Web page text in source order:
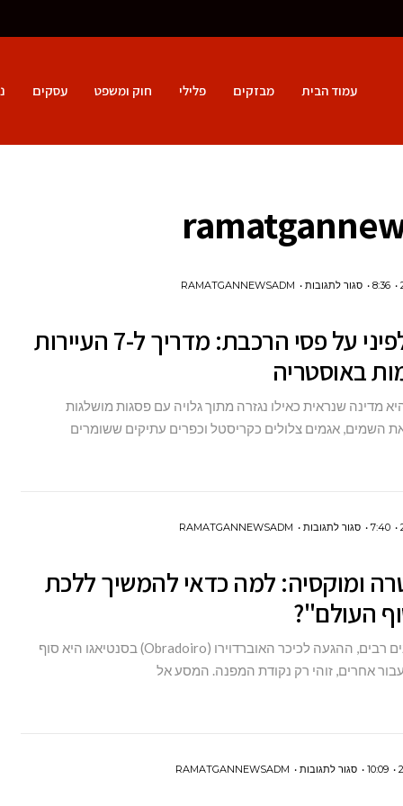
עמוד הבית מבזקים פלילי חוק ומשפט עסקים
8:36 סגור לתגובותעל
אלפיני
הרכבת:
מדריך
RAMATGANNEWSADM
יופי אלפיני על פסי הרכבת: מדריך ל-7 העיירות
באוסטריה
מדינה שנראית כאילו נגזרה מתוך גלויה עם פסגות מושלגות
השמים, אגמים צלולים כקריסטל וכפרים עתיקים ששומרים
7:40 סגור לתגובותעל
ומוקסיה:
למה
להמשיך
ללכת
RAMATGANNEWSADM
ומוקסיה: למה כדאי להמשיך ללכת
העולם"?
עבור צליינים רבים, ההגעה לכיכר האוברדוירו (Obradoiro) בסנטיאגו היא סוף
אחרים, זוהי רק נקודת המפנה. המסע אל
10:09 סגור לתגובותעל RAMATGANNEWSADM